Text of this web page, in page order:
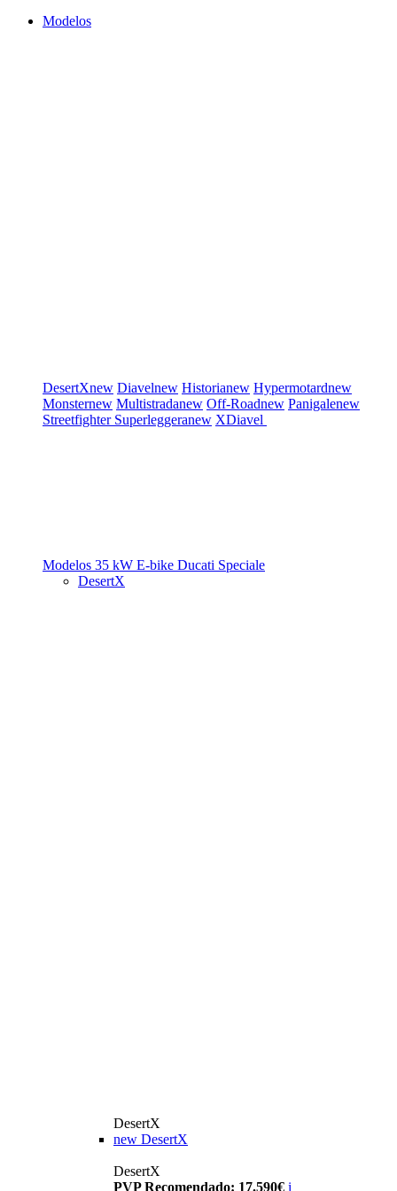
Modelos
DesertXnew Diavelnew Historianew Hypermotardnew
Monsternew Multistradanew Off-Roadnew Panigalenew
Streetfighter Superleggeranew XDiavel
Modelos 35 kW E-bike Ducati Speciale
DesertX
DesertX
new DesertX
DesertX
PVP Recomendado: 17.590€ i